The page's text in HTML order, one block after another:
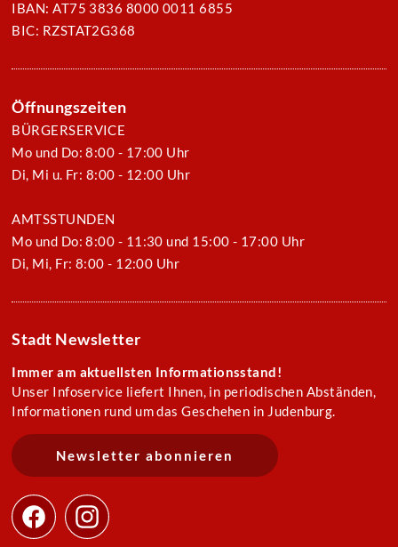
IBAN: AT75 3836 8000 0011 6855
BIC: RZSTAT2G368
Öffnungszeiten
BÜRGERSERVICE
Mo und Do: 8:00 - 17:00 Uhr
Di, Mi u. Fr: 8:00 - 12:00 Uhr
AMTSSTUNDEN
Mo und Do: 8:00 - 11:30 und 15:00 - 17:00 Uhr
Di, Mi, Fr: 8:00 - 12:00 Uhr
Stadt Newsletter
Immer am aktuellsten Informationsstand!
Unser Infoservice liefert Ihnen, in periodischen Abständen,
Informationen rund um das Geschehen in Judenburg.
Newsletter abonnieren